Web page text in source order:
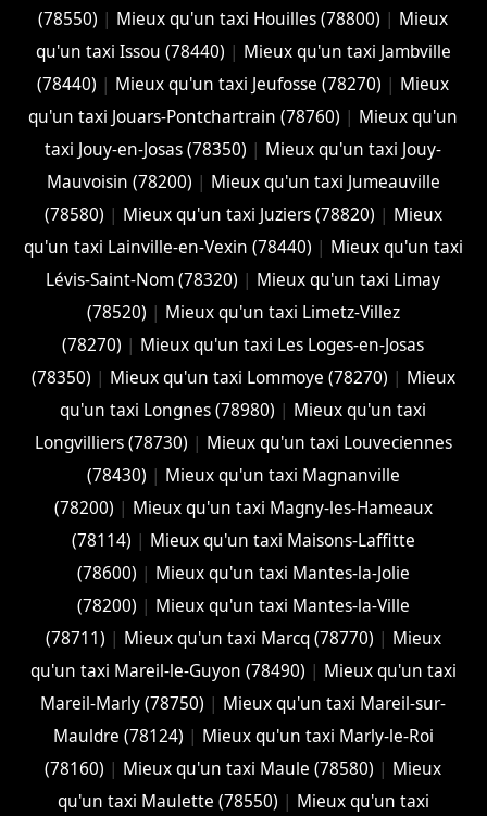
(78550) | Mieux qu'un taxi Houilles (78800) | Mieux
qu'un taxi Issou (78440) | Mieux qu'un taxi Jambville
(78440) | Mieux qu'un taxi Jeufosse (78270) | Mieux
qu'un taxi Jouars-Pontchartrain (78760) | Mieux qu'un
taxi Jouy-en-Josas (78350) | Mieux qu'un taxi Jouy-
Mauvoisin (78200) | Mieux qu'un taxi Jumeauville
(78580) | Mieux qu'un taxi Juziers (78820) | Mieux
qu'un taxi Lainville-en-Vexin (78440) | Mieux qu'un taxi
Lévis-Saint-Nom (78320) | Mieux qu'un taxi Limay
(78520) | Mieux qu'un taxi Limetz-Villez
(78270) | Mieux qu'un taxi Les Loges-en-Josas
(78350) | Mieux qu'un taxi Lommoye (78270) | Mieux
qu'un taxi Longnes (78980) | Mieux qu'un taxi
Longvilliers (78730) | Mieux qu'un taxi Louveciennes
(78430) | Mieux qu'un taxi Magnanville
(78200) | Mieux qu'un taxi Magny-les-Hameaux
(78114) | Mieux qu'un taxi Maisons-Laffitte
(78600) | Mieux qu'un taxi Mantes-la-Jolie
(78200) | Mieux qu'un taxi Mantes-la-Ville
(78711) | Mieux qu'un taxi Marcq (78770) | Mieux
qu'un taxi Mareil-le-Guyon (78490) | Mieux qu'un taxi
Mareil-Marly (78750) | Mieux qu'un taxi Mareil-sur-
Mauldre (78124) | Mieux qu'un taxi Marly-le-Roi
(78160) | Mieux qu'un taxi Maule (78580) | Mieux
qu'un taxi Maulette (78550) | Mieux qu'un taxi